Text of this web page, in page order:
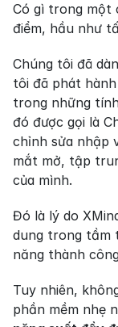
Có gì trong một
điểm, hầu như
Chúng tôi đã
tôi đã phát
trong những
đó được gọi là
chỉnh sửa nhập
mắt mở, tập
của mình.
Đó là lý do
dung trong tầm
năng thành
Tuy nhiên,
phần mềm nhẹ